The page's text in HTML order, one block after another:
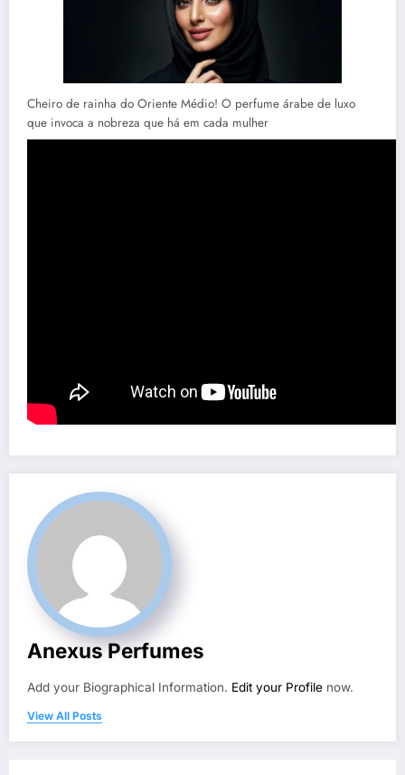
Cheiro de rainha do Oriente Médio! O perfume árabe de luxo
que invoca a nobreza que há em cada mulher
Anexus Perfumes
Add your Biographical Information. Edit your Profile now.
View All Posts